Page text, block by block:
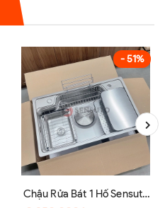
- 51%
Chậu Rửa Bát 1 Hố Sensuto